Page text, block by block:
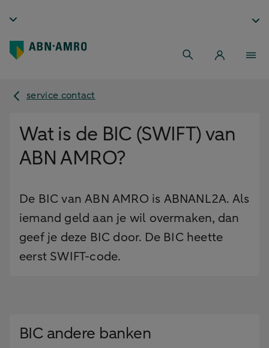
service contact
Wat is de BIC (SWIFT) van
ABN AMRO?
De BIC van ABN AMRO is ABNANL2A. Als
iemand geld aan je wil overmaken, dan
geef je deze BIC door. De BIC heette
eerst SWIFT-code.
BIC andere banken